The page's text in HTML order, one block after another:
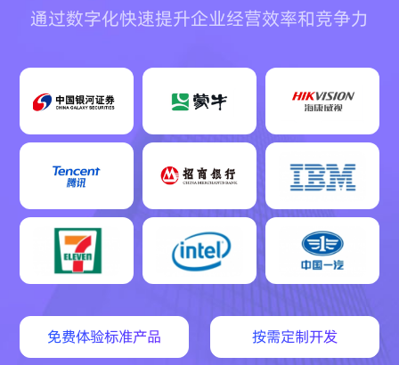
通过数字化快速提升企业经营效率和竞争力
免费体验标准产品 按需定制开发